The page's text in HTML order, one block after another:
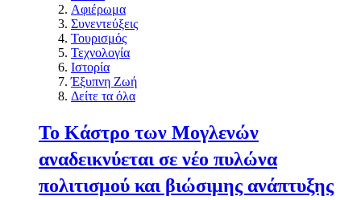
Αφιέρωμα
Συνεντεύξεις
Τουρισμός
Τεχνολογία
Ιστορία
Έξυπνη Ζωή
Δείτε τα όλα
Το Κάστρο των Μογλενών
αναδεικνύεται σε νέο πυλώνα
πολιτισμού και βιώσιμης ανάπτυξης